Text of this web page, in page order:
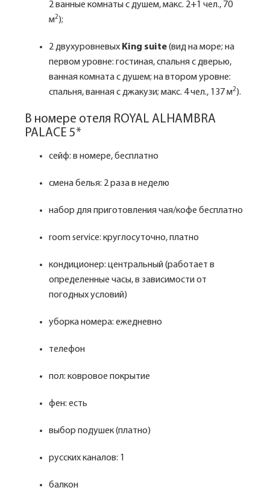
2 ванные комнаты с душем, макс. 2+1 чел., 70
м2);
2 двухуровневых King suite(вид на море; на
первом уровне: гостиная, спальня с дверью,
ванная комната с душем; на втором уровне:
спальня, ванная с джакузи; макс. 4 чел., 137 м2).
В номере отеля ROYAL ALHAMBRA
PALACE 5*
сейф: в номере, бесплатно
смена белья: 2 раза в неделю
набор для приготовления чая/кофе бесплатно
room service: круглосуточно, платно
кондиционер: центральный (работает в
определенные часы, в зависимости от
погодных условий)
уборка номера: ежедневно
телефон
пол: ковровое покрытие
фен: есть
выбор подушек (платно)
русских каналов: 1
балкон